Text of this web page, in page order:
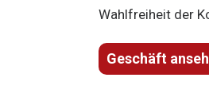
Wahlfreiheit der
Geschäft